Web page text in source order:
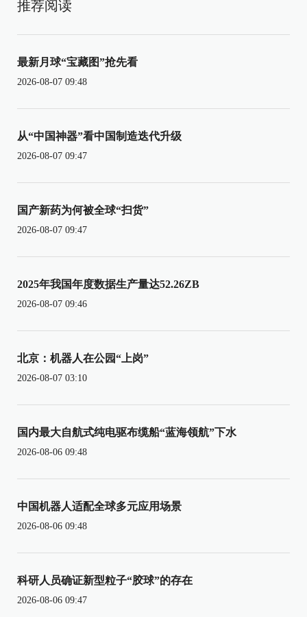
推荐阅读
最新月球“宝藏图”抢先看
2026-08-07 09:48
从“中国神器”看中国制造迭代升级
2026-08-07 09:47
国产新药为何被全球“扫货”
2026-08-07 09:47
2025年我国年度数据生产量达52.26ZB
2026-08-07 09:46
北京：机器人在公园“上岗”
2026-08-07 03:10
国内最大自航式纯电驱布缆船“蓝海领航”下水
2026-08-06 09:48
中国机器人适配全球多元应用场景
2026-08-06 09:48
科研人员确证新型粒子“胶球”的存在
2026-08-06 09:47